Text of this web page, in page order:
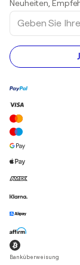
Acrylgemälde
Neuheiten,
Geben
Sie
Ihre
E-
Mail-
Adresse
Banküberweisung